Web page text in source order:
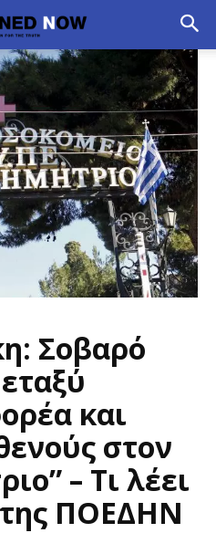
Σοβαρό
και
στον
– Τι λέει
ΠΟΕΔΗΝ